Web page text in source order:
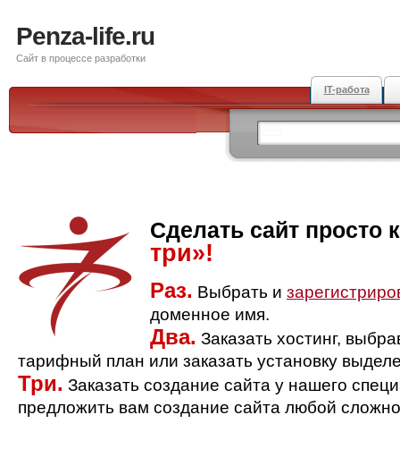
Penza-life.ru
Сайт в процессе разработки
IT-работа
Сделать сайт просто
три»!
Раз. Выбрать и
доменное имя.
Два. Заказать хостинг,
тарифный план или заказать установку
Три. Заказать создание сайта у нашего
предложить вам создание сайта любой